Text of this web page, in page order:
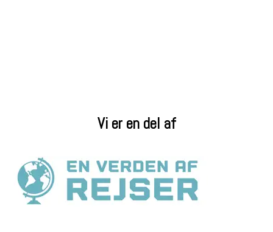
Vi er en del af